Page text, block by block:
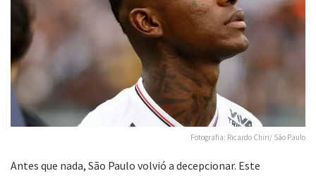
Fotografia: Ricardo Chiri/ São Paulo
Antes que nada, São Paulo volvió a decepcionar. Este